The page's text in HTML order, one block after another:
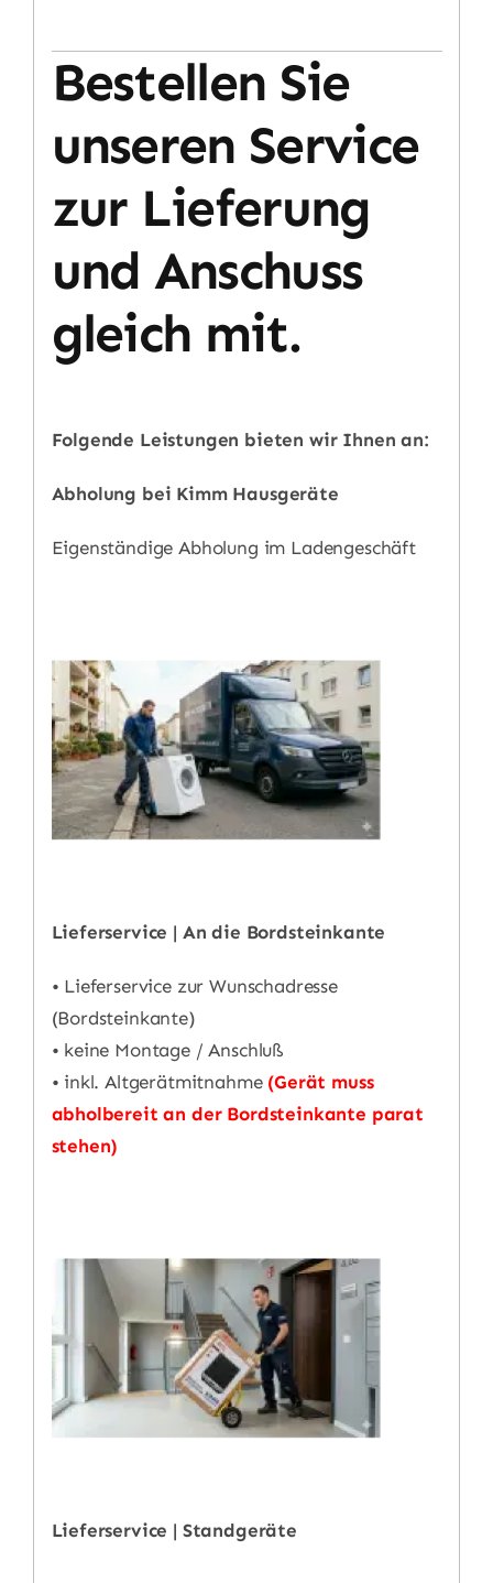
Bestellen Sie
unseren Service
zur Lieferung
und Anschuss
gleich mit.
Folgende Leistungen bieten wir Ihnen an:
Abholung bei Kimm Hausgeräte
Eigenständige Abholung im Ladengeschäft
Lieferservice | An die Bordsteinkante
• Lieferservice zur Wunschadresse
(Bordsteinkante)
• keine Montage / Anschluß
• inkl. Altgerätmitnahme (Gerät muss
abholbereit an der Bordsteinkante parat
stehen)
Lieferservice | Standgeräte